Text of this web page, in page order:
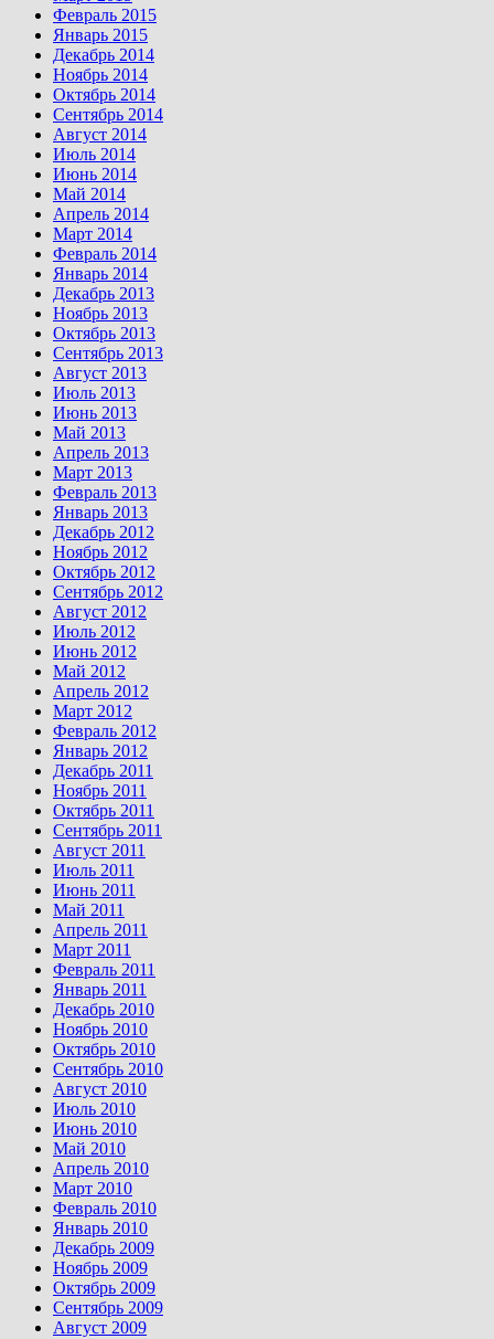
Февраль 2015
Январь 2015
Декабрь 2014
Ноябрь 2014
Октябрь 2014
Сентябрь 2014
Август 2014
Июль 2014
Июнь 2014
Май 2014
Апрель 2014
Март 2014
Февраль 2014
Январь 2014
Декабрь 2013
Ноябрь 2013
Октябрь 2013
Сентябрь 2013
Август 2013
Июль 2013
Июнь 2013
Май 2013
Апрель 2013
Март 2013
Февраль 2013
Январь 2013
Декабрь 2012
Ноябрь 2012
Октябрь 2012
Сентябрь 2012
Август 2012
Июль 2012
Июнь 2012
Май 2012
Апрель 2012
Март 2012
Февраль 2012
Январь 2012
Декабрь 2011
Ноябрь 2011
Октябрь 2011
Сентябрь 2011
Август 2011
Июль 2011
Июнь 2011
Май 2011
Апрель 2011
Март 2011
Февраль 2011
Январь 2011
Декабрь 2010
Ноябрь 2010
Октябрь 2010
Сентябрь 2010
Август 2010
Июль 2010
Июнь 2010
Май 2010
Апрель 2010
Март 2010
Февраль 2010
Январь 2010
Декабрь 2009
Ноябрь 2009
Октябрь 2009
Сентябрь 2009
Август 2009